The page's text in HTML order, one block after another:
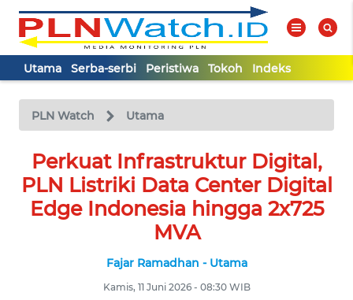
Utama Serba-serbi Peristiwa Tokoh Indeks
PLN Watch Utama
Perkuat Infrastruktur Digital,
PLN Listriki Data Center Digital
Edge Indonesia hingga 2x725
MVA
Fajar Ramadhan - Utama
Kamis, 11 Juni 2026 - 08:30 WIB
TV
Tutup
UTAMA
SERBA-
SERBI